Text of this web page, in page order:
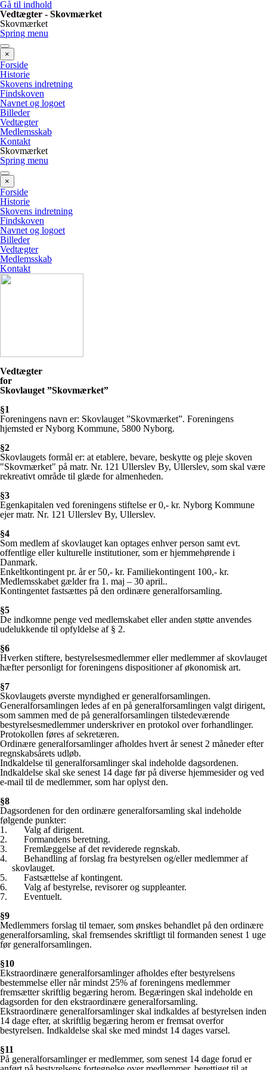
Gå til indhold
Vedtægter - Skovmærket
Skovmærket
Spring menu
×
Forside
Historie
Skovens indretning
Findskoven
Navnet og logoet
Billeder
Vedtægter
Medlemsskab
Kontakt
Skovmærket
Spring menu
×
Forside
Historie
Skovens indretning
Findskoven
Navnet og logoet
Billeder
Vedtægter
Medlemsskab
Kontakt
Vedtægter
for
Skovlauget ”Skovmærket”
§1
Foreningens navn er: Skovlauget ”Skovmærket”. Foreningens
hjemsted er Nyborg Kommune, 5800 Nyborg.
§2
Skovlaugets formål er: at etablere, bevare, beskytte og pleje skoven
"Skovmærket" på matr. Nr. 121 Ullerslev By, Ullerslev, som skal være
rekreativt område til glæde for almenheden.
§3
Egenkapitalen ved foreningens stiftelse er 0,- kr. Nyborg Kommune
ejer matr. Nr. 121 Ullerslev By, Ullerslev.
§4
Som medlem af skovlauget kan optages enhver person samt evt.
offentlige eller kulturelle institutioner, som er hjemmehørende i
Danmark.
Enkeltkontingent pr. år er 50,- kr. Familiekontingent 100,- kr.
Medlemsskabet gælder fra 1. maj – 30 april..
Kontingentet fastsættes på den ordinære generalforsamling.
§5
De indkomne penge ved medlemskabet eller anden støtte anvendes
udelukkende til opfyldelse af § 2.
§6
Hverken stiftere, bestyrelsesmedlemmer eller medlemmer af skovlauget
hæfter personligt for foreningens dispositioner af økonomisk art.
§7
Skovlaugets øverste myndighed er generalforsamlingen.
Generalforsamlingen ledes af en på generalforsamlingen valgt dirigent,
som sammen med de på generalforsamlingen tilstedeværende
bestyrelsesmedlemmer underskriver en protokol over forhandlinger.
Protokollen føres af sekretæren.
Ordinære generalforsamlinger afholdes hvert år senest 2 måneder efter
regnskabsårets udløb.
Indkaldelse til generalforsamlinger skal indeholde dagsordenen.
Indkaldelse skal ske senest 14 dage før på diverse hjemmesider og ved
e-mail til de medlemmer, som har oplyst den.
§8
Dagsordenen for den ordinære generalforsamling skal indeholde
følgende punkter:
1. Valg af dirigent.
2. Formandens beretning.
3. Fremlæggelse af det reviderede regnskab.
4. Behandling af forslag fra bestyrelsen og/eller medlemmer af
skovlauget.
5. Fastsættelse af kontingent.
6. Valg af bestyrelse, revisorer og suppleanter.
7. Eventuelt.
§9
Medlemmers forslag til temaer, som ønskes behandlet på den ordinære
generalforsamling, skal fremsendes skriftligt til formanden senest 1 uge
før generalforsamlingen.
§10
Ekstraordinære generalforsamlinger afholdes efter bestyrelsens
bestemmelse eller når mindst 25% af foreningens medlemmer
fremsætter skriftlig begæring herom. Begæringen skal indeholde en
dagsorden for den ekstraordinære generalforsamling.
Ekstraordinære generalforsamlinger skal indkaldes af bestyrelsen inden
14 dage efter, at skriftlig begæring herom er fremsat overfor
bestyrelsen. Indkaldelse skal ske med mindst 14 dages varsel.
§11
På generalforsamlinger er medlemmer, som senest 14 dage forud er